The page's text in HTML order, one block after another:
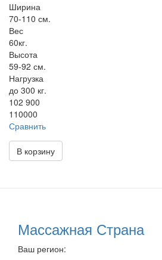
Ширина
70-110 см.
Вес
60кг.
Высота
59-92 см.
Нагрузка
до 300 кг.
102 900
110000
Сравнить
В корзину
Массажная Страна
Ваш регион: